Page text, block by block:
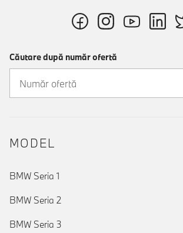
Căutare după număr ofertă
MODEL
BMW Seria 1
BMW Seria 2
BMW Seria 3